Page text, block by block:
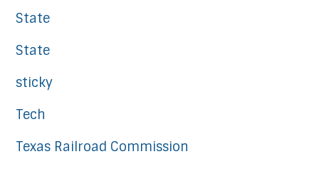
State
State
sticky
Tech
Texas Railroad Commission